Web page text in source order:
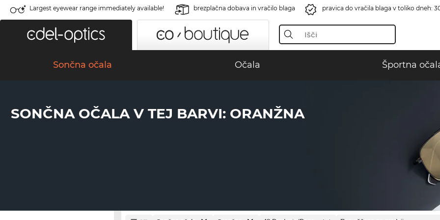
Largest eyewear range immediately available! brezplačna dobava in vračilo blaga pravica do vračila blaga v toliko dneh:
Sončna očala Očala Športna
SONČNA OČALA V TEJ BARVI: ORANŽNA